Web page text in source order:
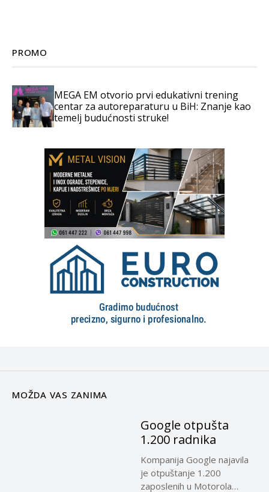
PROMO
MEGA EM otvorio prvi edukativni trening
centar za autoreparaturu u BiH: Znanje kao
temelj budućnosti struke!
MOŽDA VAS ZANIMA
Google otpušta
1.200 radnika
Kompanija Google najavila
je otpuštanje 1.200
zaposlenih u Motorola